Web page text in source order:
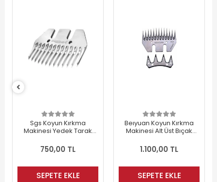
Sgs Koyun Kırkma
Makinesi Yedek Tarak
750,00 TL
SEPETE EKLE
Beıyuan Koyun Kırkma
Makinesi Alt Üst Bıçak
1.100,00 TL
SEPETE EKLE